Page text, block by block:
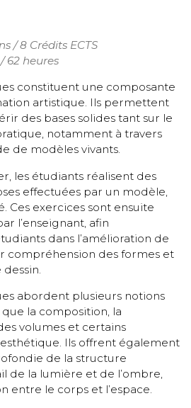
/ 8 Crédits ECTS
62 heures
constituent une composante
artistique. Ils permettent
des bases solides tant sur le
notamment à travers
de modèles vivants.
les étudiants réalisent des
effectuées par un modèle,
Ces exercices sont ensuite
l’enseignant, afin
dans l’amélioration de
compréhension des formes et
abordent plusieurs notions
la composition, la
volumes et certains
Ils offrent également
de la structure
de la lumière et de l’ombre,
entre le corps et l’espace.